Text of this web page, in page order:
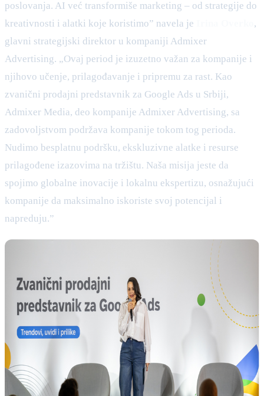
poslovanja. AI već transformiše marketing – od strategije do
kreativnosti i alatki koje koristimo” navela je
,
glavni strategijski direktor u kompaniji Admixer
Advertising. „Ovaj period je izuzetno važan za kompanije i
njihovo učenje, prilagođavanje i pripremu za rast. Kao
zvanični prodajni predstavnik za Google Ads u Srbiji,
Admixer Media, deo kompanije Admixer Advertising, sa
zadovoljstvom podržava kompanije tokom tog perioda.
Nudimo besplatnu podršku, ekskluzivne alatke i resurse
prilagođene izazovima na tržištu. Naša misija jeste da
spojimo globalne inovacije i lokalnu ekspertizu, osnažujući
kompanije da maksimalno iskoriste svoj potencijal i
napreduju.”